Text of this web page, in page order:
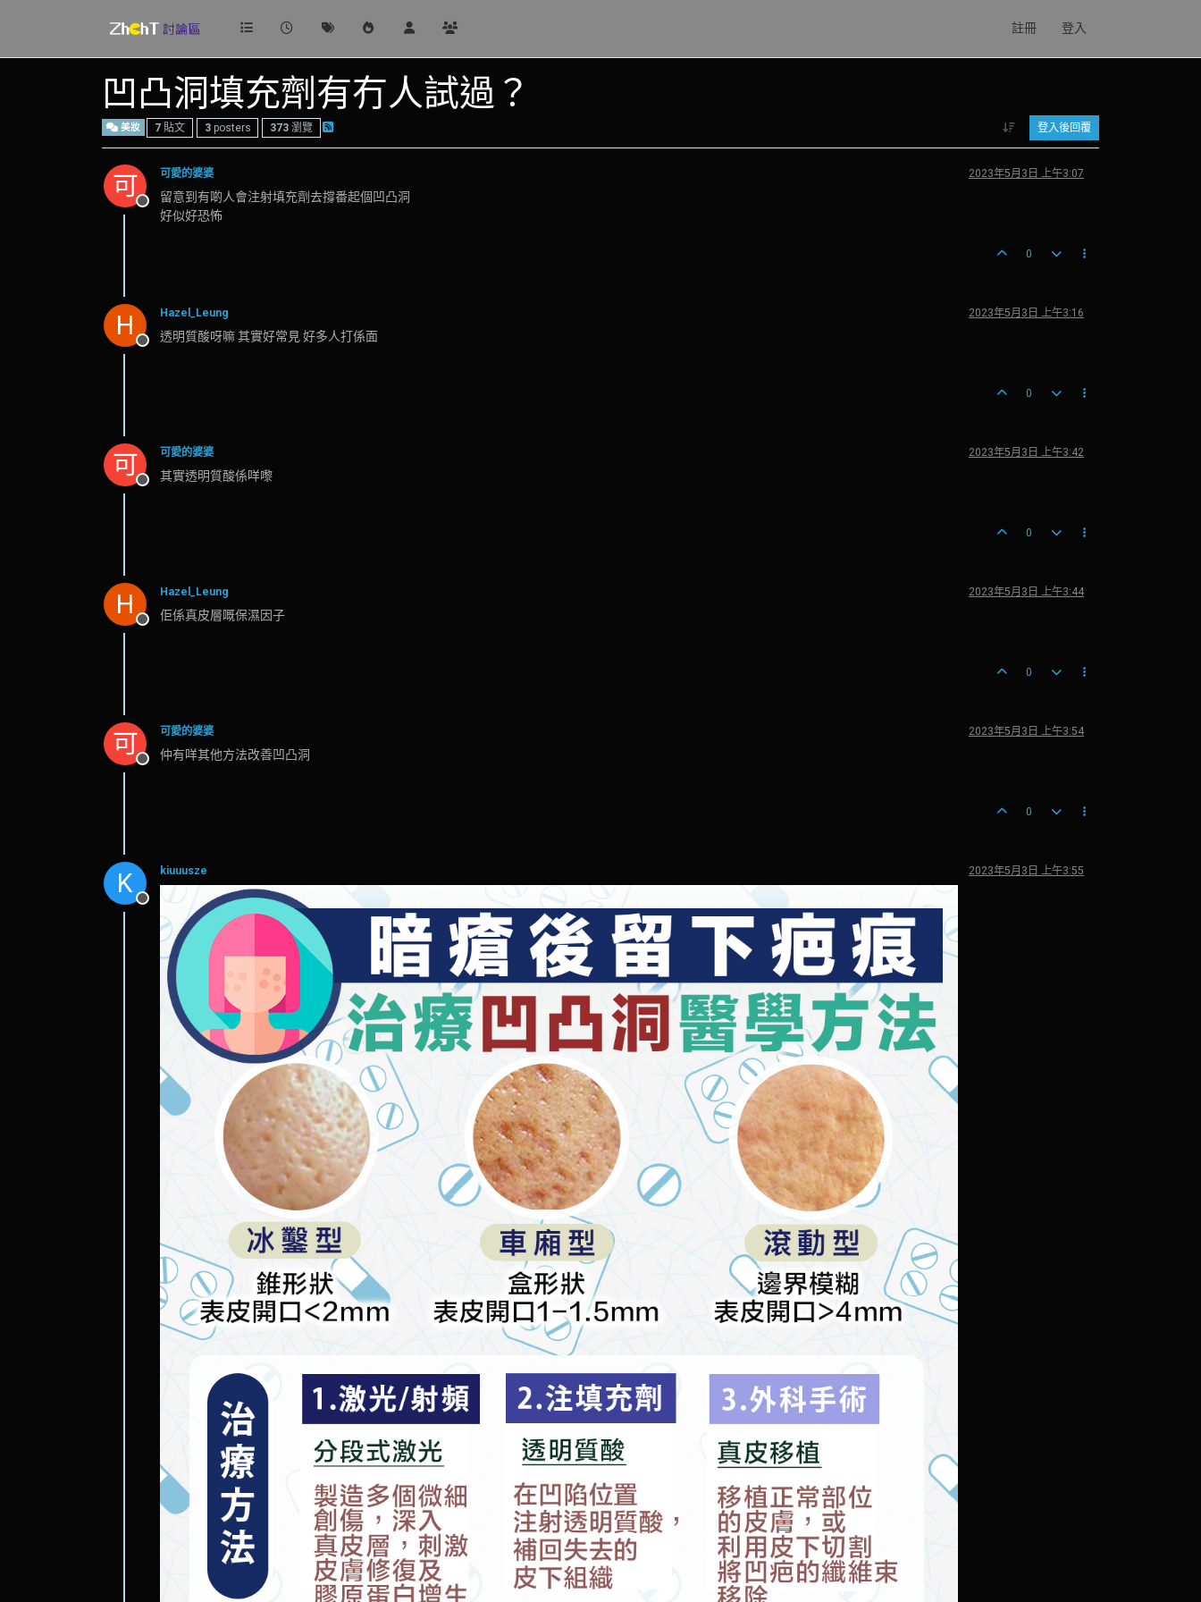
註冊 登入
凹凸洞填充劑有冇人試過？
美妝 7 貼文 3 posters 373 瀏覽 登入後回覆
可
離線
可愛的婆婆 2023年5月3日 上午3:07
留意到有啲人會注射填充劑去撐番起個凹凸洞
好似好恐怖
0
H
離線
Hazel_Leung 2023年5月3日 上午3:16
透明質酸呀嘛 其實好常見 好多人打係面
0
可
離線
可愛的婆婆 2023年5月3日 上午3:42
其實透明質酸係咩嚟
0
H
離線
Hazel_Leung 2023年5月3日 上午3:44
佢係真皮層嘅保濕因子
0
可
離線
可愛的婆婆 2023年5月3日 上午3:54
仲有咩其他方法改善凹凸洞
0
K
離線
kiuuusze 2023年5月3日 上午3:55